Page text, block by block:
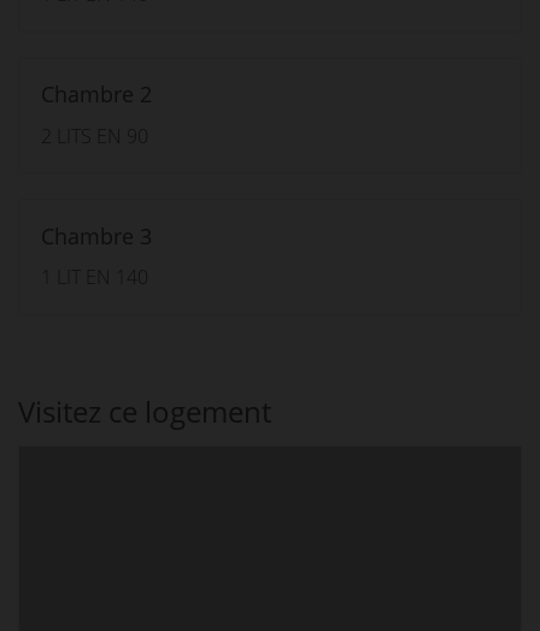
Chambre 2
2 LITS EN 90
Chambre 3
Visitez ce logement